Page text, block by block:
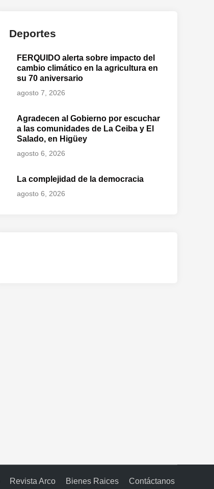
Deportes
FERQUIDO alerta sobre impacto del
cambio climático en la agricultura en
su 70 aniversario
agosto 7, 2026
Agradecen al Gobierno por escuchar
a las comunidades de La Ceiba y El
Salado, en Higüey
agosto 6, 2026
La complejidad de la democracia
agosto 6, 2026
Revista Arco Bienes Raices Contáctanos